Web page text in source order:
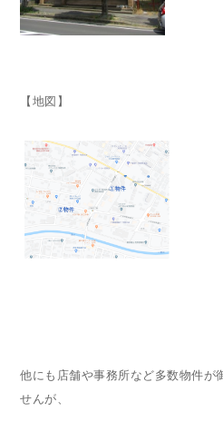
【地図】
他にも店舗や事務所など多数物件が
せんが、